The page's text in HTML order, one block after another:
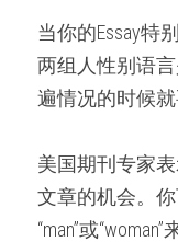
当你的Essay特
两组人性别语
遍情况的时候
美国期刊专家
文章的机会。你
“man”或